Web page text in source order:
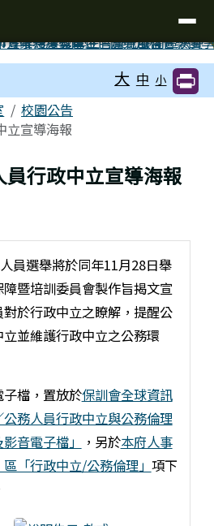
民小學
大 中 小
校園公告
立宣導海報
員行政中立宣導海報
員選舉將於同年11月28日舉
暨培訓委員會製作旨揭文宣
於行政中立之瞭解，提醒公
並維護行政中立之公務環
檔，置放於保訓會全球資訊
務人員行政中立與公務倫理
音電子檔」
，另於本府人事
「行政中立/公務倫理」 項下